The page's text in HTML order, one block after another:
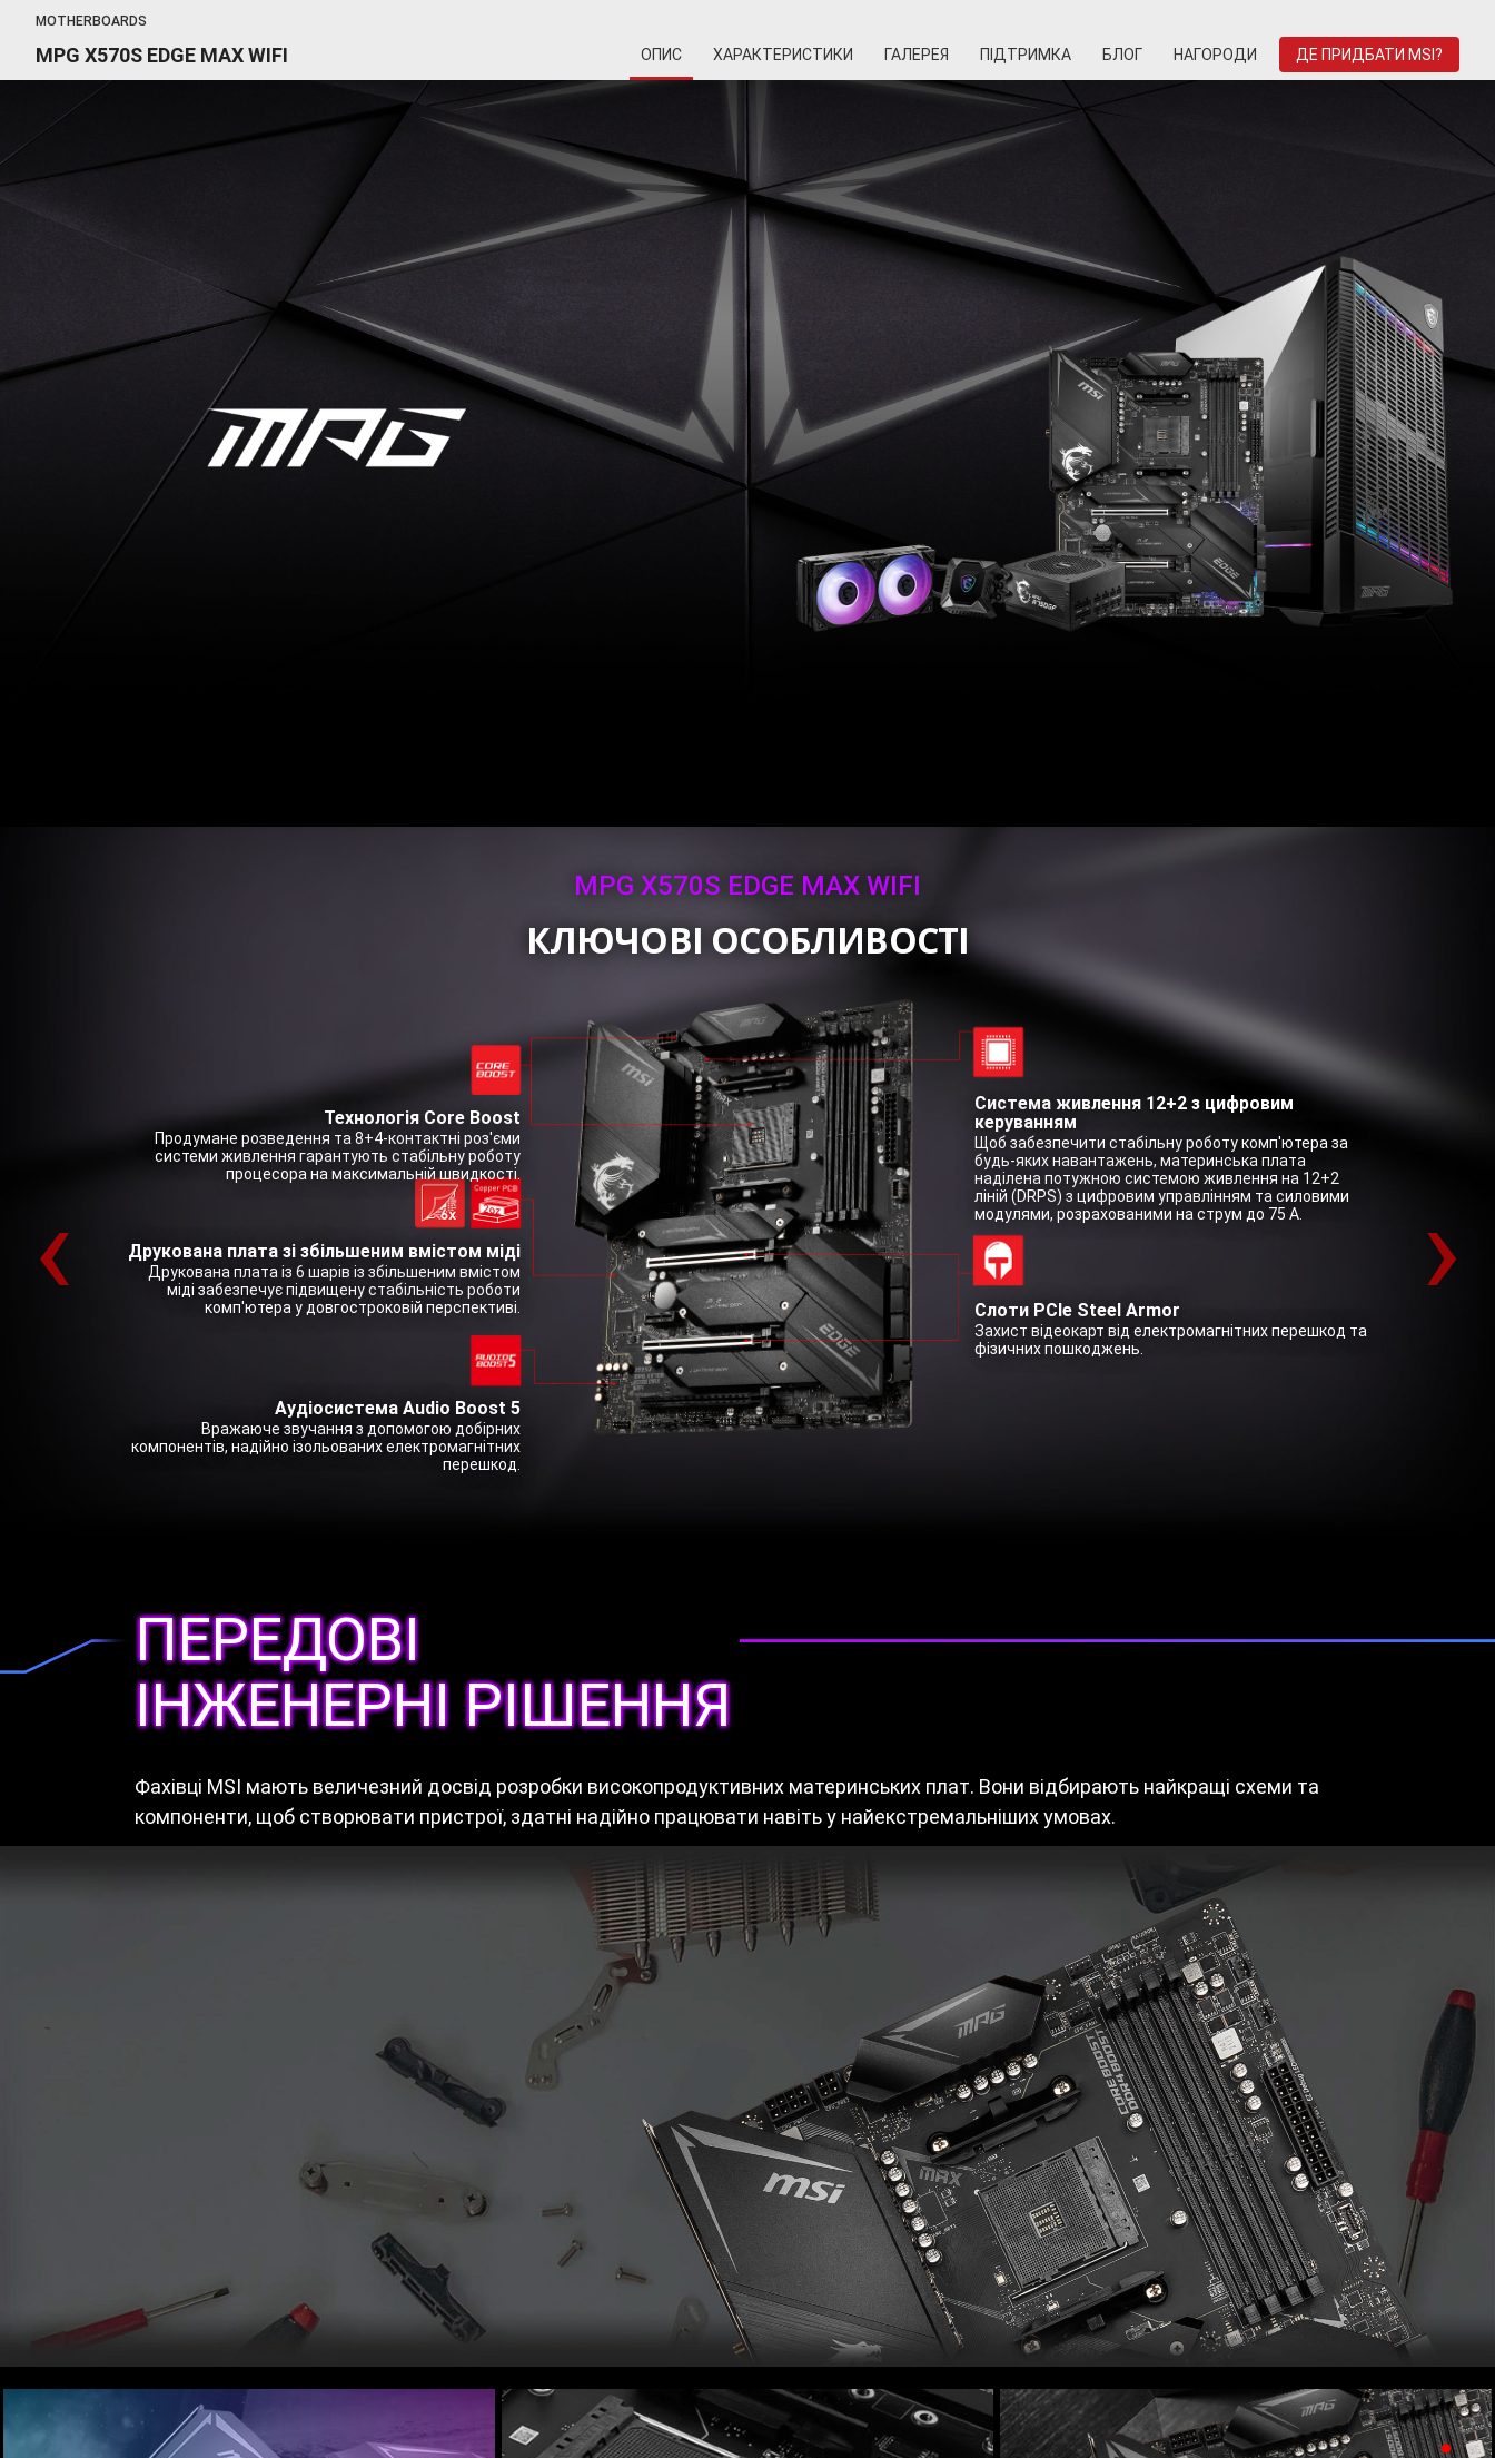
MOTHERBOARDS
MPG X570S EDGE MAX WIFI ОПИС ХАРАКТЕРИСТИКИ ГАЛЕРЕЯ ПІДТРИМКА БЛОГ НАГОРОДИ ДЕ ПРИДБАТИ MSI?
MPG X570S EDGE MAX WIFI
КЛЮЧОВІ ОСОБЛИВОСТІ
Технологія Core Boost
Продумане розведення та 8+4-контактні роз'єми
системи живлення гарантують стабільну роботу
процесора на максимальній швидкості.
Друкована плата зі збільшеним вмістом міді
Друкована плата із 6 шарів із збільшеним вмістом
міді забезпечує підвищену стабільність роботи
комп'ютера у довгостроковій перспективі.
Аудіосистема Audio Boost 5
Вражаюче звучання з допомогою добірних
компонентів, надійно ізольованих електромагнітних
перешкод.
Система живлення 12+2 з цифровим
керуванням
Щоб забезпечити стабільну роботу комп'ютера за
будь-яких навантажень, материнська плата
наділена потужною системою живлення на 12+2
ліній (DRPS) з цифровим управлінням та силовими
модулями, розрахованими на струм до 75 А.
Слоти PCIe Steel Armor
Захист відеокарт від електромагнітних перешкод та
фізичних пошкоджень.
‹ ›
ПЕРЕДОВІ
ІНЖЕНЕРНІ РІШЕННЯ
Фахівці MSI мають величезний досвід розробки високопродуктивних материнських плат. Вони відбирають найкращі схеми та
компоненти, щоб створювати пристрої, здатні надійно працювати навіть у найекстремальніших умовах.